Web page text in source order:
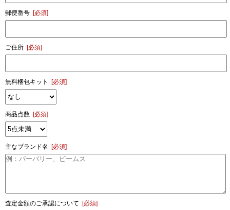
郵便番号 [必須]
ご住所 [必須]
無料梱包キット [必須]
商品点数 [必須]
主なブランド名 [必須]
査定金額のご承認について [必須]